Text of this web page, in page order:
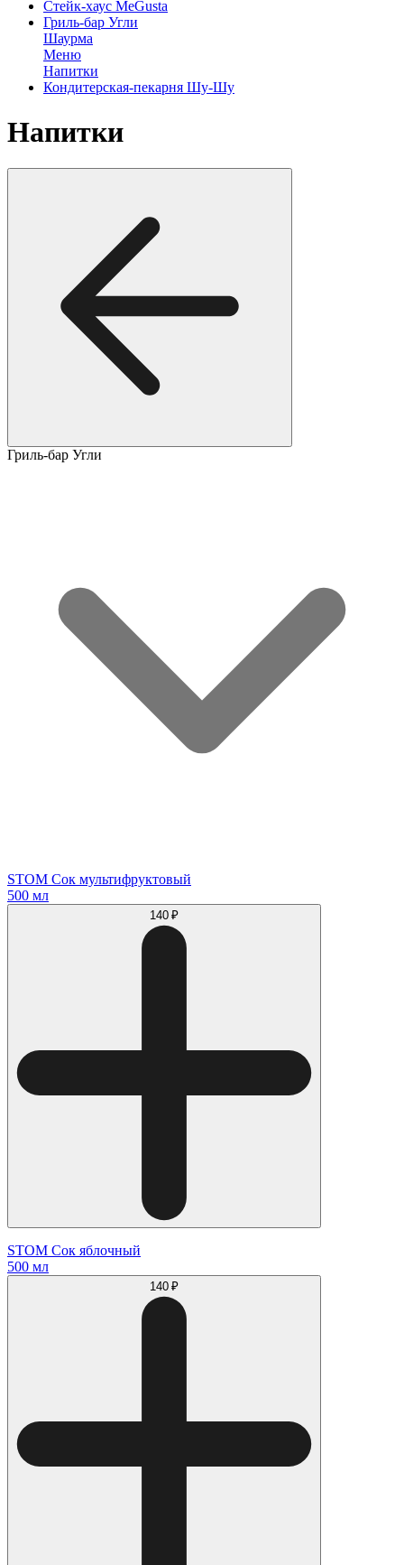
Стейк-хаус MeGusta
Гриль-бар Угли
Шаурма
Меню
Напитки
Кондитерская-пекарня Шу-Шу
Напитки
Гриль-бар Угли
STOM Cок мультифруктовый
500 мл
140 ₽
STOM Сок яблочный
500 мл
140 ₽